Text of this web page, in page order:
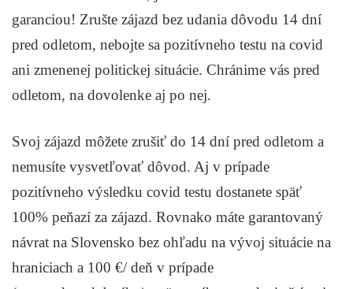
garanciou! Zrušte zájazd bez udania dôvodu 14 dní
pred odletom, nebojte sa pozitívneho testu na covid
ani zmenenej politickej situácie. Chránime vás pred
odletom, na dovolenke aj po nej.
Svoj zájazd môžete zrušiť do 14 dní pred odletom a
nemusíte vysvetľovať dôvod. Aj v prípade
pozitívneho výsledku covid testu dostanete späť
100% peňazí za zájazd. Rovnako máte garantovaný
návrat na Slovensko bez ohľadu na vývoj situácie na
hraniciach a 100 €/ deň v prípade